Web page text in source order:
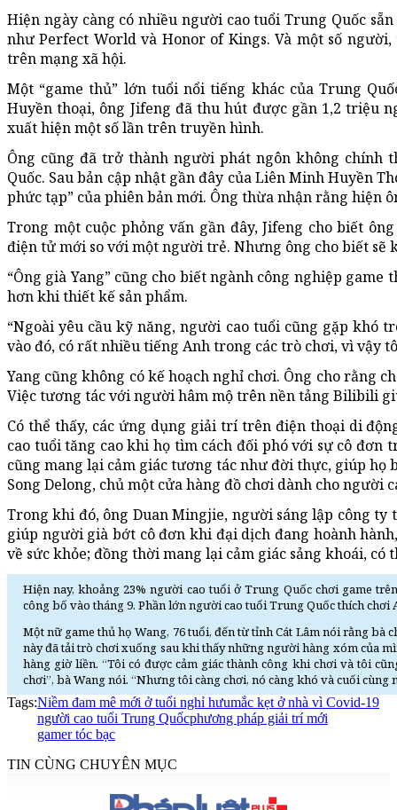
Hiện ngày càng có nhiều người cao tuổi Trung Quốc
như Perfect World và Honor of Kings. Và một số
trên mạng xã hội.
Một “game thủ” lớn tuổi nổi tiếng khác của Trung
Huyền thoại, ông Jifeng đã thu hút được gần 1,2 triệu
xuất hiện một số lần trên truyền hình.
Ông cũng đã trở thành người phát ngôn không chính
Quốc. Sau bản cập nhật gần đây của Liên Minh Huyền
phức tạp” của phiên bản mới. Ông thừa nhận rằng hiện
Trong một cuộc phỏng vấn gần đây, Jifeng cho biết
điện tử mới so với một người trẻ. Nhưng ông cho biết sẽ
“Ông già Yang” cũng cho biết ngành công nghiệp
hơn khi thiết kế sản phẩm.
“Ngoài yêu cầu kỹ năng, người cao tuổi cũng gặp khó
vào đó, có rất nhiều tiếng Anh trong các trò chơi, vì vậy
Yang cũng không có kế hoạch nghỉ chơi. Ông cho rằng
Việc tương tác với người hâm mộ trên nền tảng Bilibili
Có thể thấy, các ứng dụng giải trí trên điện thoại di
cao tuổi tăng cao khi họ tìm cách đối phó với sự cô
cũng mang lại cảm giác tương tác như đời thực, giúp họ
Song Delong, chủ một cửa hàng đồ chơi dành cho người
Trong khi đó, ông Duan Mingjie, người sáng lập công ty
giúp người già bớt cô đơn khi đại dịch đang hoành
về sức khỏe; đồng thời mang lại cảm giác sảng khoái,
Hiện nay, khoảng 23% người cao tuổi ở Trung Quốc chơi game
công bố vào tháng 9. Phần lớn người cao tuổi Trung Quốc thích
Một nữ game thủ họ Wang, 76 tuổi, đến từ tỉnh Cát Lâm nói rằng
này đã tải trò chơi xuống sau khi thấy những người hàng xóm của
hàng giờ liền. “Tôi có được cảm giác thành công khi chơi và tôi
chơi”, bà Wang nói. “Nhưng tôi càng chơi, nó càng khó và cuối
Tags:Niềm đam mê mới ở tuổi nghỉ hưumắc kẹt ở nhà vì Covid-19
người cao tuổi Trung Quốcphương pháp giải trí mới
gamer tóc bạc
TIN CÙNG CHUYÊN MỤC